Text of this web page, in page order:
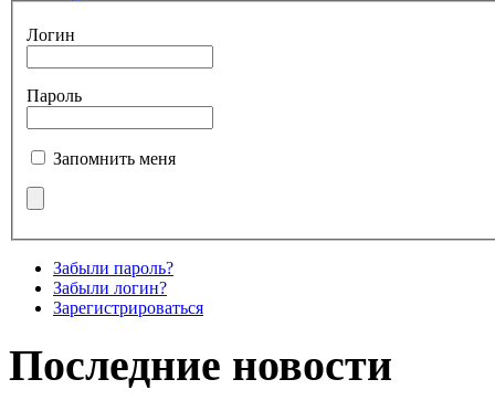
Логин
Пароль
Запомнить меня
Забыли пароль?
Забыли логин?
Зарегистрироваться
Последние новости